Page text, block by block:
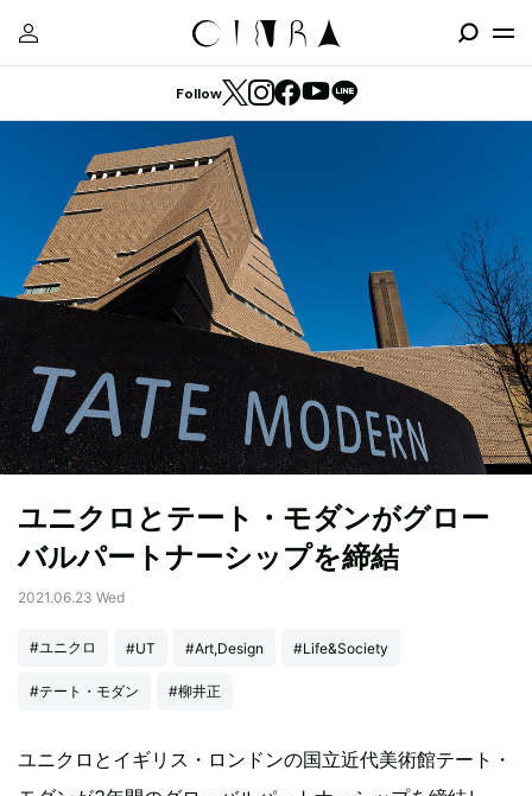
Follow
ユニクロとテート・モダンがグロー
バルパートナーシップを締結
2021.06.23 Wed
#ユニクロ #UT #Art,Design #Life&Society
#テート・モダン #柳井正
ユニクロとイギリス・ロンドンの国立近代美術館テート・